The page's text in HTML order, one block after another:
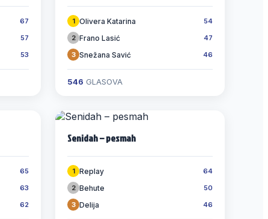
67
57
53
1 Olivera Katarina
54
2 Frano Lasić
47
3 Snežana Savić 46
546 GLASOVA
65
63
62
Senidah – pesmah
1 Replay
64
2 Behute
50
3 Delija 46